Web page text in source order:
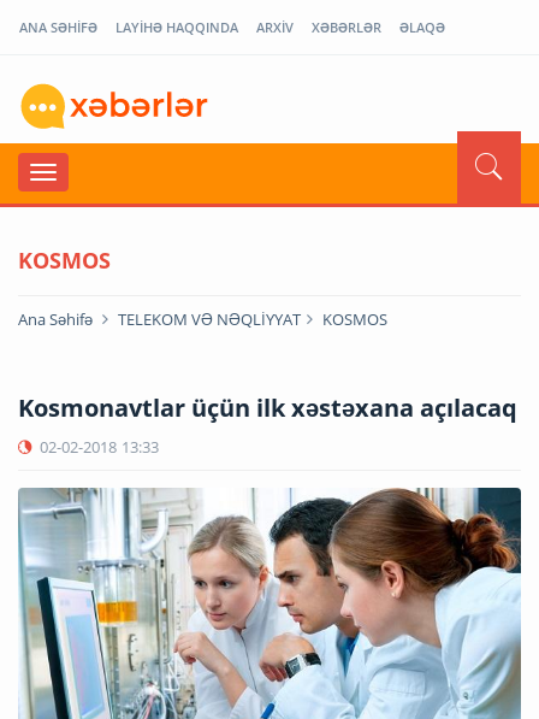
ANA SƏHİFƏ LAYİHƏ HAQQINDA ARXİV XƏBƏRLƏR ƏLAQƏ
KOSMOS
Ana Səhifə TELEKOM VƏ NƏQLİYYAT KOSMOS
Kosmonavtlar üçün ilk xəstəxana açılacaq
02-02-2018 13:33